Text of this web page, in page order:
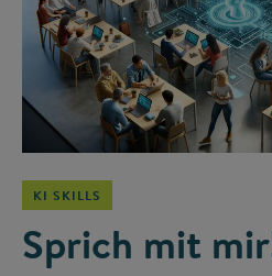
KI SKILLS
Sprich mit